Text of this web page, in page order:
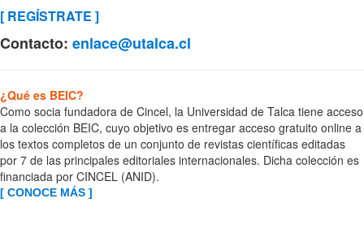
[ REGÍSTRATE ]
Contacto: enlace@utalca.cl
¿Qué es BEIC?
Como socia fundadora de Cincel, la Universidad de Talca tiene acceso
a la colección BEIC, cuyo objetivo es entregar acceso gratuito online a
los textos completos de un conjunto de revistas científicas editadas
por 7 de las principales editoriales internacionales. Dicha colección es
financiada por CINCEL (ANID).
[ CONOCE MÁS ]